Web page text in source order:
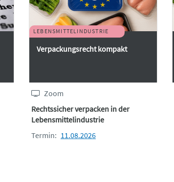
LEBENSMITTELINDUSTRIE
Verpackungsrecht kompakt
Zoom
Rechtssicher verpacken in der
Lebensmittelindustrie
Termin: 11.08.2026